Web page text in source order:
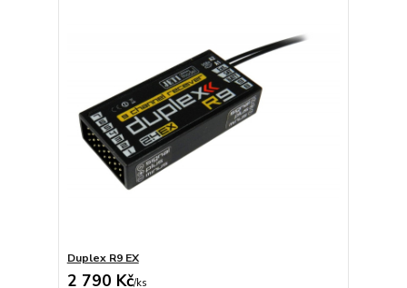
Duplex R9 EX
2 790 Kč/ks